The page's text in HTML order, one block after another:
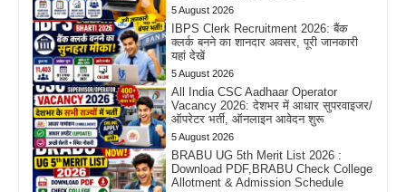
5 August 2026
IBPS Clerk Recruitment 2026: बैंक
क्लर्क बनने का शानदार अवसर, पूरी जानकारी
यहां देखें
5 August 2026
All India CSC Aadhaar Operator
Vacancy 2026: देशभर में आधार सुपरवाइजर/
ऑपरेटर भर्ती, ऑनलाइन आवेदन शुरू
5 August 2026
BRABU UG 5th Merit List 2026 :
Download PDF,BRABU Check College
Allotment & Admission Schedule